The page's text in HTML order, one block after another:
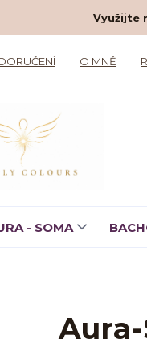
Využijte
O MNĚ
- SOMA